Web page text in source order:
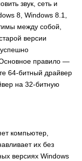
звук, сеть и
8, Windows 8.1,
между собой,
версии
правило —
64-битный драйвер
на 32-битную
компьютер,
их без
версиях Windows